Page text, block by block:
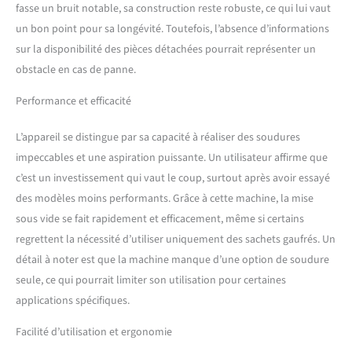
fasse un bruit notable, sa construction reste robuste, ce qui lui vaut
un bon point pour sa longévité. Toutefois, l’absence d’informations
sur la disponibilité des pièces détachées pourrait représenter un
obstacle en cas de panne.
Performance et efficacité
L’appareil se distingue par sa capacité à réaliser des soudures
impeccables et une aspiration puissante. Un utilisateur affirme que
c’est un investissement qui vaut le coup, surtout après avoir essayé
des modèles moins performants. Grâce à cette machine, la mise
sous vide se fait rapidement et efficacement, même si certains
regrettent la nécessité d’utiliser uniquement des sachets gaufrés. Un
détail à noter est que la machine manque d’une option de soudure
seule, ce qui pourrait limiter son utilisation pour certaines
applications spécifiques.
Facilité d’utilisation et ergonomie